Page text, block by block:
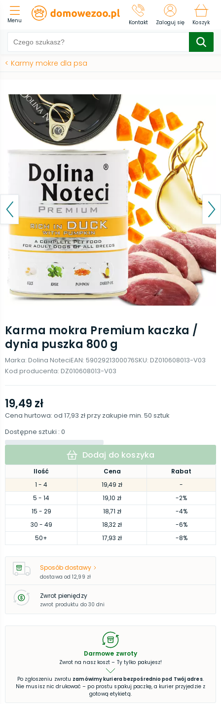
Menu Kontakt Zaloguj się Koszyk
< Karmy mokre dla psa
Karma mokra Premium kaczka /
dynia puszka 800 g
Marka: Dolina NoteciEAN: 5902921300076SKU: DZ010608013-V03
Kod producenta: DZ010608013-V03
Ilość Cena
Rabat
1 - 4 19,49 zł
-
5 - 14 19,10 zł
-2%
15 - 29 18,71 zł
-4%
30 - 49 18,32 zł
-6%
50+ 17,93 zł -8%
19,49 zł
Cena hurtowa: od 17,93 złprzy zakupie min. 50 sztuk
Dostępne sztuki : 0
Dodaj do koszyka
Sposób dostawy
dostawa od 12,99 zł
Zwrot pieniędzy
zwrot produktu do 30 dni
Darmowe zwroty
Zwrot na nasz koszt – Ty tylko pakujesz!
Po zgłoszeniu zwrotu zamówimy kuriera bezpośrednio pod Twój adres.
Nie musisz nic drukować – po prostu spakuj paczkę, a kurier przyjedzie z
gotową etykietą.